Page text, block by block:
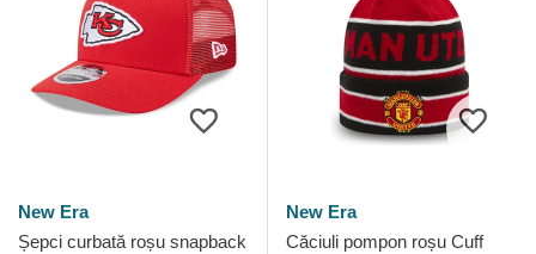
New Era
Șepci curbată roșu snapback
New Era
Căciuli pompon roșu Cuff